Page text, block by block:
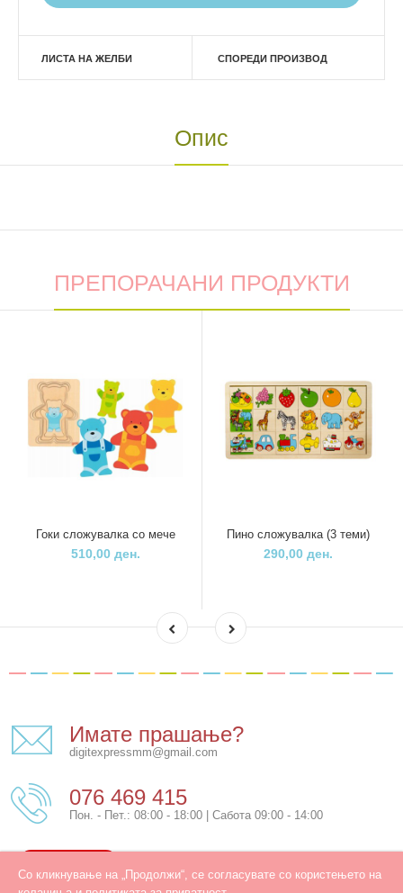
Со кликнување на „Продолжи“, се согласувате со користењето на
ЛИСТА НА ЖЕЛБИ СПОРЕДИ ПРОИЗВОД
Опис
ПРЕПОРАЧАНИ ПРОДУКТИ
Гоки сложувалка со мече
510,00 ден.
Пино сложувалка (3 теми)
290,00 ден.
Имате прашање?
digitexpressmm@gmail.com
076 469 415
Пон. - Пет.: 08:00 - 18:00 | Сабота 09:00 - 14:00